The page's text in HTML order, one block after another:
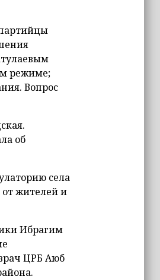
режиме;
Вопрос
об
села
жителей и
Ибрагим
ЦРБ Аюб